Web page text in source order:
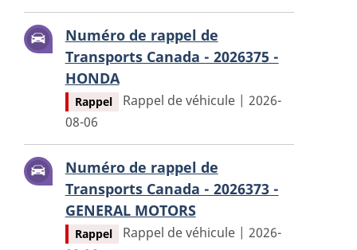
Numéro de rappel de
Transports Canada - 2026375 -
HONDA
Rappel
Rappel de véhicule | 2026-
08-06
Numéro de rappel de
Transports Canada - 2026373 -
GENERAL MOTORS
Rappel
Rappel de véhicule | 2026-